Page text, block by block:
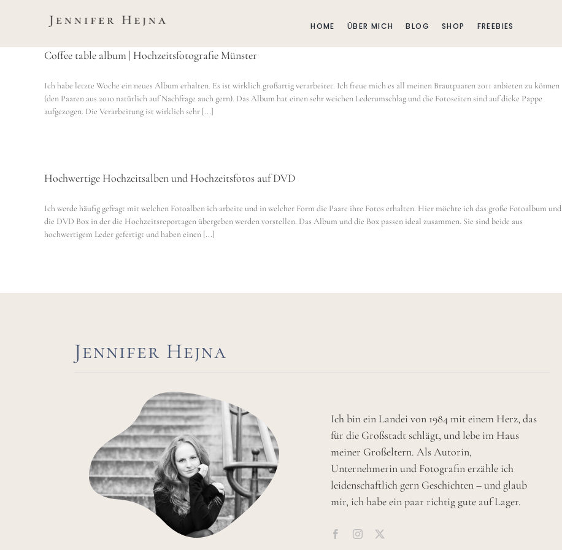
HOME ÜBER MICH BLOG SHOP FREEBIES
Coffee table album | Hochzeitsfotografie Münster
Ich habe letzte Woche ein neues Album erhalten. Es ist wirklich großartig verarbeitet. Ich freue mich es all meinen Brautpaaren 2011 anbieten zu können
(den Paaren aus 2010 natürlich auf Nachfrage auch gern). Das Album hat einen sehr weichen Lederumschlag und die Fotoseiten sind auf dicke Pappe
aufgezogen. Die Verarbeitung ist wirklich sehr [...]
Hochwertige Hochzeitsalben und Hochzeitsfotos auf DVD
Ich werde häufig gefragt mit welchen Fotoalben ich arbeite und in welcher Form die Paare ihre Fotos erhalten. Hier möchte ich das große Fotoalbum und
die DVD Box in der die Hochzeitsreportagen übergeben werden vorstellen. Das Album und die Box passen ideal zusammen. Sie sind beide aus
hochwertigem Leder gefertigt und haben einen [...]
Jennifer Hejna
Ich bin ein Landei von 1984 mit einem Herz, das
für die Großstadt schlägt, und lebe im Haus
meiner Großeltern. Als Autorin,
Unternehmerin und Fotografin erzähle ich
leidenschaftlich gern Geschichten – und glaub
mir, ich habe ein paar richtig gute auf Lager.